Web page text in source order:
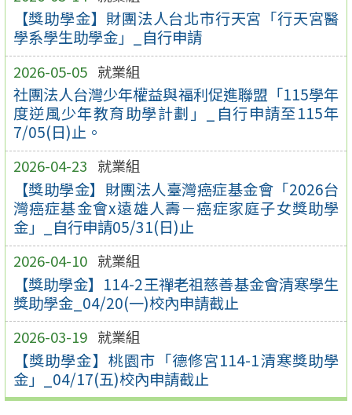
【獎助學金】財團法人台北市行天宮「行天宮醫
學系學生助學金」_自行申請
2026-05-05 就業組
社團法人台灣少年權益與福利促進聯盟「115學年
度逆風少年教育助學計劃」_自行申請至115年
7/05(日)止。
2026-04-23 就業組
【獎助學金】財團法人臺灣癌症基金會「2026台
灣癌症基金會x遠雄人壽－癌症家庭子女獎助學
金」_自行申請05/31(日)止
2026-04-10 就業組
【獎助學金】114-2王禪老祖慈善基金會清寒學生
獎助學金_04/20(一)校內申請截止
2026-03-19 就業組
【獎助學金】桃園市「德修宮114-1清寒獎助學
金」_04/17(五)校內申請截止